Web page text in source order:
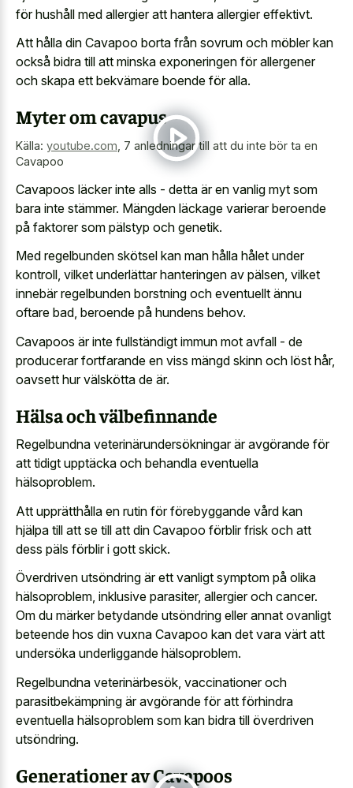
för hushåll med allergier att hantera allergier effektivt.
Att hålla din Cavapoo borta från sovrum och möbler kan
också bidra till att minska exponeringen för allergener
och skapa ett bekvämare boende för alla.
Myter om cavapus
Källa: youtube.com 7 anledningar till att du inte bör ta en
Cavapoo
Cavapoos läcker inte alls - detta är en vanlig myt som
bara inte stämmer. Mängden läckage varierar beroende
på faktorer som pälstyp och genetik.
Med regelbunden skötsel kan man hålla hålet under
kontroll, vilket underlättar hanteringen av pälsen, vilket
innebär regelbunden borstning och eventuellt ännu
oftare bad, beroende på hundens behov.
Cavapoos är inte fullständigt immun mot avfall - de
producerar fortfarande en viss mängd skinn och löst hår,
oavsett hur välskötta de är.
Hälsa och välbefinnande
Regelbundna veterinärundersökningar är avgörande för
att tidigt upptäcka och behandla eventuella
hälsoproblem.
Att upprätthålla en rutin för förebyggande vård kan
hjälpa till att se till att din Cavapoo förblir frisk och att
dess päls förblir i gott skick.
Överdriven utsöndring är ett vanligt symptom på olika
hälsoproblem, inklusive parasiter, allergier och cancer.
Om du märker betydande utsöndring eller annat ovanligt
beteende hos din vuxna Cavapoo kan det vara värt att
undersöka underliggande hälsoproblem.
Regelbundna veterinärbesök, vaccinationer och
parasitbekämpning är avgörande för att förhindra
eventuella hälsoproblem som kan bidra till överdriven
utsöndring.
Generationer av Cavapoos